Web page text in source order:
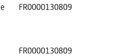
FR0000130809
FR0000130809